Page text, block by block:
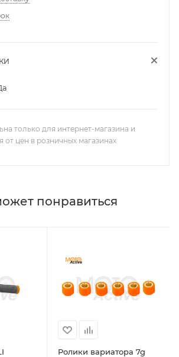
только для интернет-магазина и
от цен в розничных магазинах
понравиться
Ролики вариатора 7g